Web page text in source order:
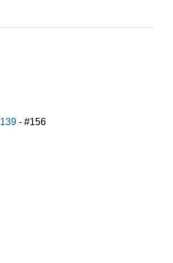
139- #156